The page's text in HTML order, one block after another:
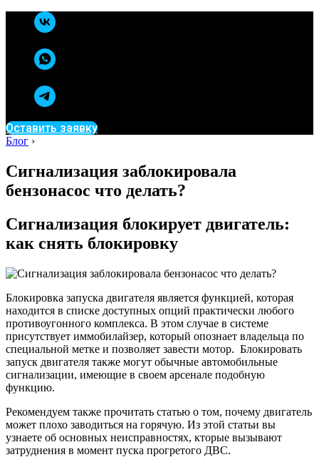
Оставить заявку
Блог ›
Сигнализация заблокировала
бензонасос что делать?
Сигнализация блокирует двигатель:
как снять блокировку
Блокировка запуска двигателя является функцией, которая
находится в списке доступных опций практически любого
противоугонного комплекса. В этом случае в системе
присутствует иммобилайзер, который опознает владельца по
специальной метке и позволяет завести мотор. Блокировать
запуск двигателя также могут обычные автомобильные
сигнализации, имеющие в своем арсенале подобную
функцию.
Рекомендуем также прочитать статью о том, почему двигатель
может плохо заводиться на горячую. Из этой статьи вы
узнаете об основных неисправностях, кторые вызывают
затруднения в момент пуска прогретого ДВС.